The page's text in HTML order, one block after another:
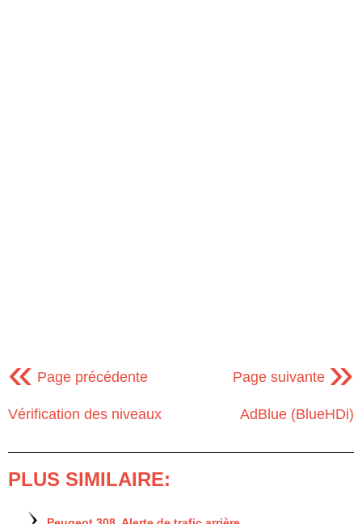
« Page précédente
Vérification des niveaux
Page suivante »
AdBlue (BlueHDi)
PLUS SIMILAIRE: